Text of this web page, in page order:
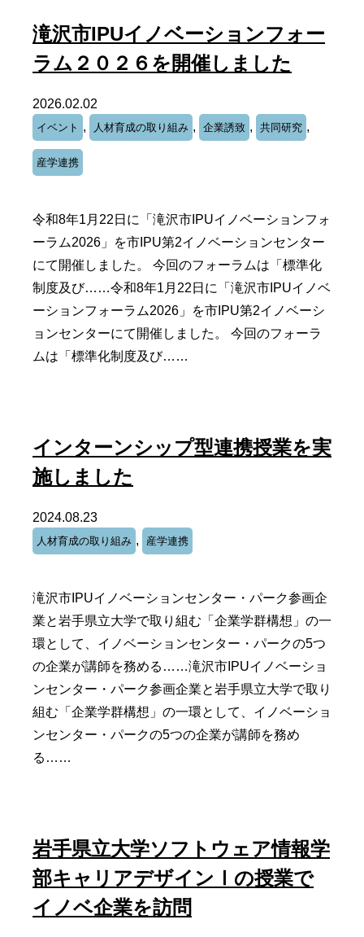
滝沢市IPUイノベーションフォー
ラム２０２６を開催しました
2026.02.02
イベント , 人材育成の取り組み , 企業誘致 , 共同研究 ,
産学連携
令和8年1月22日に「滝沢市IPUイノベーションフォ
ーラム2026」を市IPU第2イノベーションセンター
にて開催しました。 今回のフォーラムは「標準化
制度及び……令和8年1月22日に「滝沢市IPUイノベ
ーションフォーラム2026」を市IPU第2イノベーシ
ョンセンターにて開催しました。 今回のフォーラ
ムは「標準化制度及び……
インターンシップ型連携授業を実
施しました
2024.08.23
人材育成の取り組み , 産学連携
滝沢市IPUイノベーションセンター・パーク参画企
業と岩手県立大学で取り組む「企業学群構想」の一
環として、イノベーションセンター・パークの5つ
の企業が講師を務める……滝沢市IPUイノベーショ
ンセンター・パーク参画企業と岩手県立大学で取り
組む「企業学群構想」の一環として、イノベーショ
ンセンター・パークの5つの企業が講師を務め
る……
岩手県立大学ソフトウェア情報学
部キャリアデザインⅠの授業で
イノベ企業を訪問